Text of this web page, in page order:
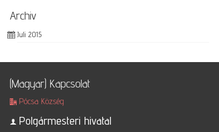
Archiv
Juli 2015
(Magyar) Kapcsolat
Pócsa Község
Polgármesteri hivatal